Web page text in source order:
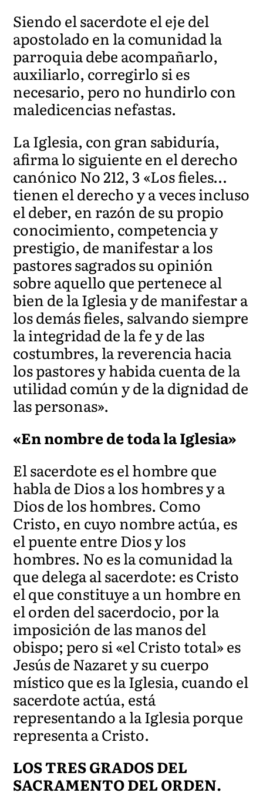
Siendo el sacerdote el eje del
apostolado en la comunidad la
parroquia debe acompañarlo,
auxiliarlo, corregirlo si es
necesario, pero no hundirlo con
maledicencias nefastas.
La Iglesia, con gran sabiduría,
afirma lo siguiente en el derecho
canónico No 212, 3 «Los fieles…
tienen el derecho y a veces incluso
el deber, en razón de su propio
conocimiento, competencia y
prestigio, de manifestar a los
pastores sagrados su opinión
sobre aquello que pertenece al
bien de la Iglesia y de manifestar a
los demás fieles, salvando siempre
la integridad de la fe y de las
costumbres, la reverencia hacia
los pastores y habida cuenta de la
utilidad común y de la dignidad de
las personas».
«En nombre de toda la Iglesia»
El sacerdote es el hombre que
habla de Dios a los hombres y a
Dios de los hombres. Como
Cristo, en cuyo nombre actúa, es
el puente entre Dios y los
hombres. No es la comunidad la
que delega al sacerdote: es Cristo
el que constituye a un hombre en
el orden del sacerdocio, por la
imposición de las manos del
obispo; pero si «el Cristo total» es
Jesús de Nazaret y su cuerpo
místico que es la Iglesia, cuando el
sacerdote actúa, está
representando a la Iglesia porque
representa a Cristo.
LOS TRES GRADOS DEL
SACRAMENTO DEL ORDEN.